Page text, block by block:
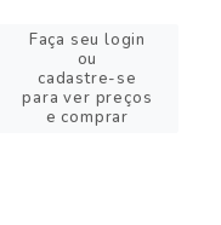
Faça seu login
ou
cadastre-se
para ver preços
e comprar